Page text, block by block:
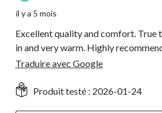
il y a 5 mois
Excellent quality and comfort. True
in and very warm. Highly
Traduire avec Google
Produit testé : 2026-01-24